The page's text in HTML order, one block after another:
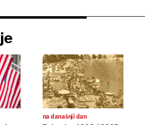
na današnji dan